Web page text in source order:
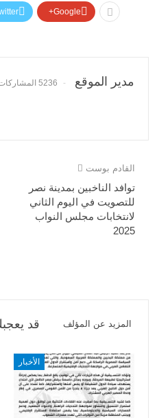
Google+
مدير الموقع 5236 المشاركات
القادم بوست
توافد الناخبين بمدينة نصر
للتصويت في اليوم الثاني
لانتخابات مجلس النواب
2025
قد المزيد عن المؤلف
الأخبار